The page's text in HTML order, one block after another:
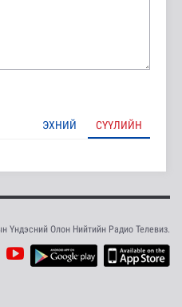
ЭХНИЙ СҮҮЛИЙН
Үндэсний Олон Нийтийн Радио Телевиз.